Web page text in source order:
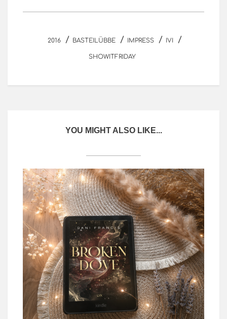
2016 / BASTEILÜBBE / IMPRESS / IVI /
SHOWITFRIDAY
YOU MIGHT ALSO LIKE...